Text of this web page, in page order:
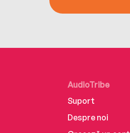
AudioTribe
Suport
Despre noi